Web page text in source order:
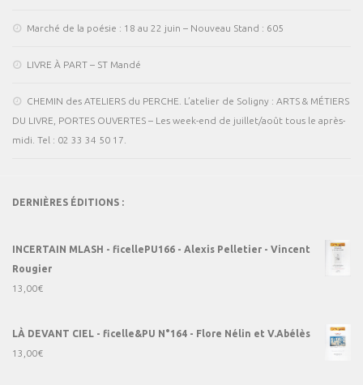
Marché de la poésie : 18 au 22 juin – Nouveau Stand : 605
LIVRE À PART – ST Mandé
CHEMIN des ATELIERS du PERCHE. L’atelier de Soligny : ARTS & MÉTIERS
DU LIVRE, PORTES OUVERTES – Les week-end de juillet/août tous le après-
midi. Tel : 02 33 34 50 17.
DERNIÈRES ÉDITIONS :
INCERTAIN MLASH - ficellePU166 - Alexis Pelletier - Vincent
Rougier
13,00€
LÀ DEVANT CIEL - ficelle&PU N°164 - Flore Nélin et V.Abélès
13,00€